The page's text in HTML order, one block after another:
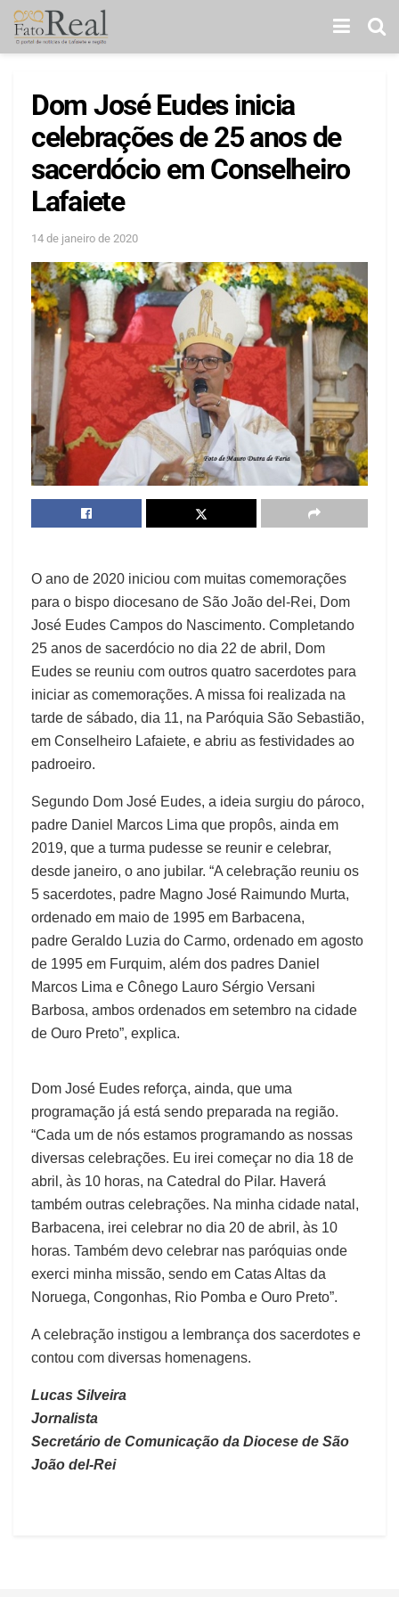
Dom José Eudes inicia
celebrações de 25 anos de
sacerdócio em Conselheiro
Lafaiete
14 de janeiro de 2020
O ano de 2020 iniciou com muitas comemorações
para o bispo diocesano de São João del-Rei, Dom
José Eudes Campos do Nascimento. Completando
25 anos de sacerdócio no dia 22 de abril, Dom
Eudes se reuniu com outros quatro sacerdotes para
iniciar as comemorações. A missa foi realizada na
tarde de sábado, dia 11, na Paróquia São Sebastião,
em Conselheiro Lafaiete, e abriu as festividades ao
padroeiro.
Segundo Dom José Eudes, a ideia surgiu do pároco,
padre Daniel Marcos Lima que propôs, ainda em
2019, que a turma pudesse se reunir e celebrar,
desde janeiro, o ano jubilar. “A celebração reuniu os
5 sacerdotes, padre Magno José Raimundo Murta,
ordenado em maio de 1995 em Barbacena,
padre Geraldo Luzia do Carmo, ordenado em agosto
de 1995 em Furquim, além dos padres Daniel
Marcos Lima e Cônego Lauro Sérgio Versani
Barbosa, ambos ordenados em setembro na cidade
de Ouro Preto”, explica.
Dom José Eudes reforça, ainda, que uma
programação já está sendo preparada na região.
“Cada um de nós estamos programando as nossas
diversas celebrações. Eu irei começar no dia 18 de
abril, às 10 horas, na Catedral do Pilar. Haverá
também outras celebrações. Na minha cidade natal,
Barbacena, irei celebrar no dia 20 de abril, às 10
horas. Também devo celebrar nas paróquias onde
exerci minha missão, sendo em Catas Altas da
Noruega, Congonhas, Rio Pomba e Ouro Preto”.
A celebração instigou a lembrança dos sacerdotes e
contou com diversas homenagens.
Lucas Silveira
Jornalista
Secretário de Comunicação da Diocese de São
João del-Rei